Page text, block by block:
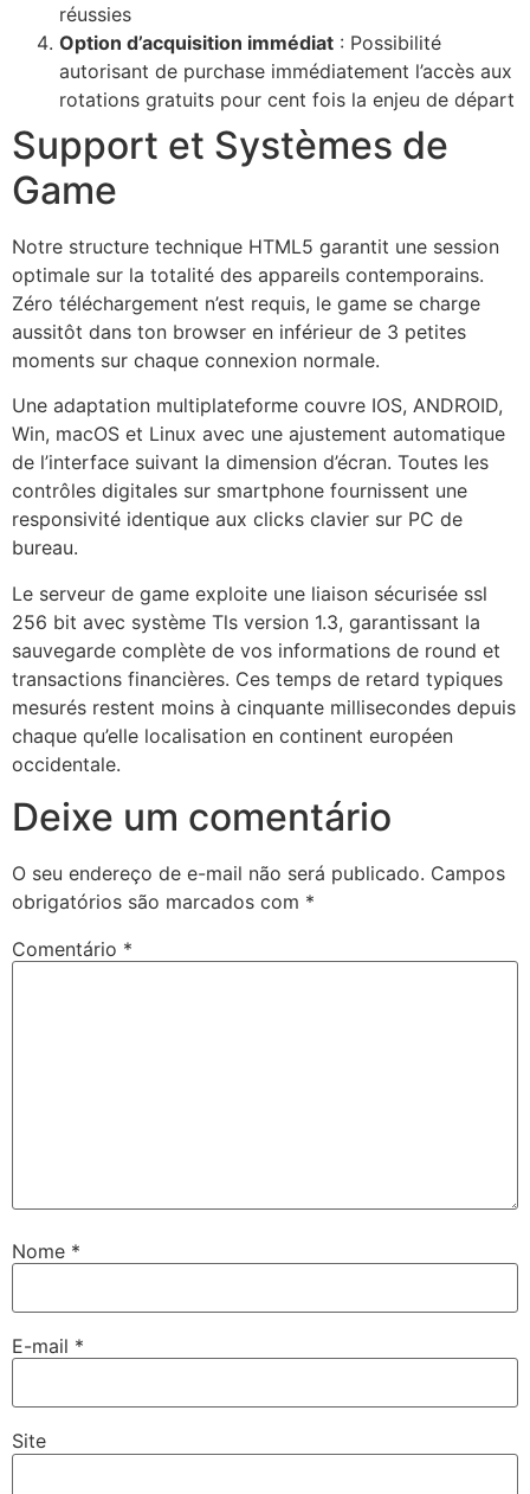
réussies
Option d’acquisition immédiat : Possibilité
autorisant de purchase immédiatement l’accès aux
rotations gratuits pour cent fois la enjeu de départ
Support et Systèmes de
Game
Notre structure technique HTML5 garantit une session
optimale sur la totalité des appareils contemporains.
Zéro téléchargement n’est requis, le game se charge
aussitôt dans ton browser en inférieur de 3 petites
moments sur chaque connexion normale.
Une adaptation multiplateforme couvre IOS, ANDROID,
Win, macOS et Linux avec une ajustement automatique
de l’interface suivant la dimension d’écran. Toutes les
contrôles digitales sur smartphone fournissent une
responsivité identique aux clicks clavier sur PC de
bureau.
Le serveur de game exploite une liaison sécurisée ssl
256 bit avec système Tls version 1.3, garantissant la
sauvegarde complète de vos informations de round et
transactions financières. Ces temps de retard typiques
mesurés restent moins à cinquante millisecondes depuis
chaque qu’elle localisation en continent européen
occidentale.
Deixe um comentário
O seu endereço de e-mail não será publicado. Campos
obrigatórios são marcados com *
Comentário *
Nome *
E-mail *
Site